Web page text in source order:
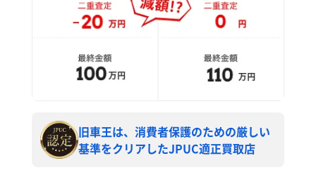
旧車王は、消費者保護のための厳しい
基準をクリアしたJPUC適正買取店